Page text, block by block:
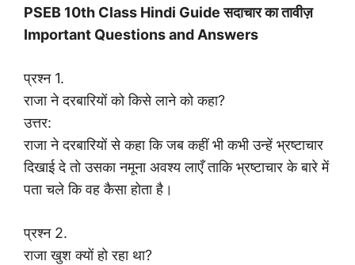
PSEB 10th Class Hindi Guide सदाचार का तावीज़
Important Questions and Answers
प्रश्न 1.
राजा ने दरबारियों को किसे लाने को कहा?
उत्तर:
राजा ने दरबारियों से कहा कि जब कहीं भी कभी उन्हें भ्रष्टाचार
दिखाई दे तो उसका नमूना अवश्य लाएँ ताकि भ्रष्टाचार के बारे में
पता चले कि वह कैसा होता है।
प्रश्न 2.
राजा खुश क्यों हो रहा था?